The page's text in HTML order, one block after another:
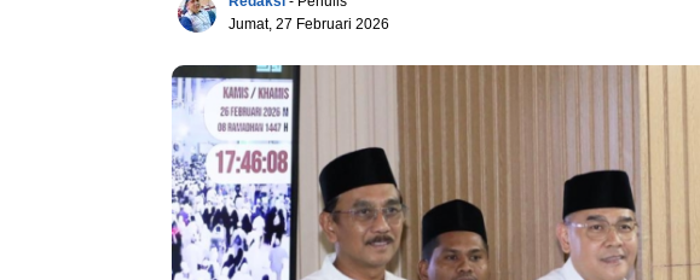
Jumat, 27 Februari 2026